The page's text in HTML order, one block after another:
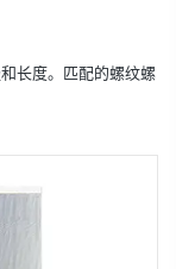
长度。匹配的螺纹螺